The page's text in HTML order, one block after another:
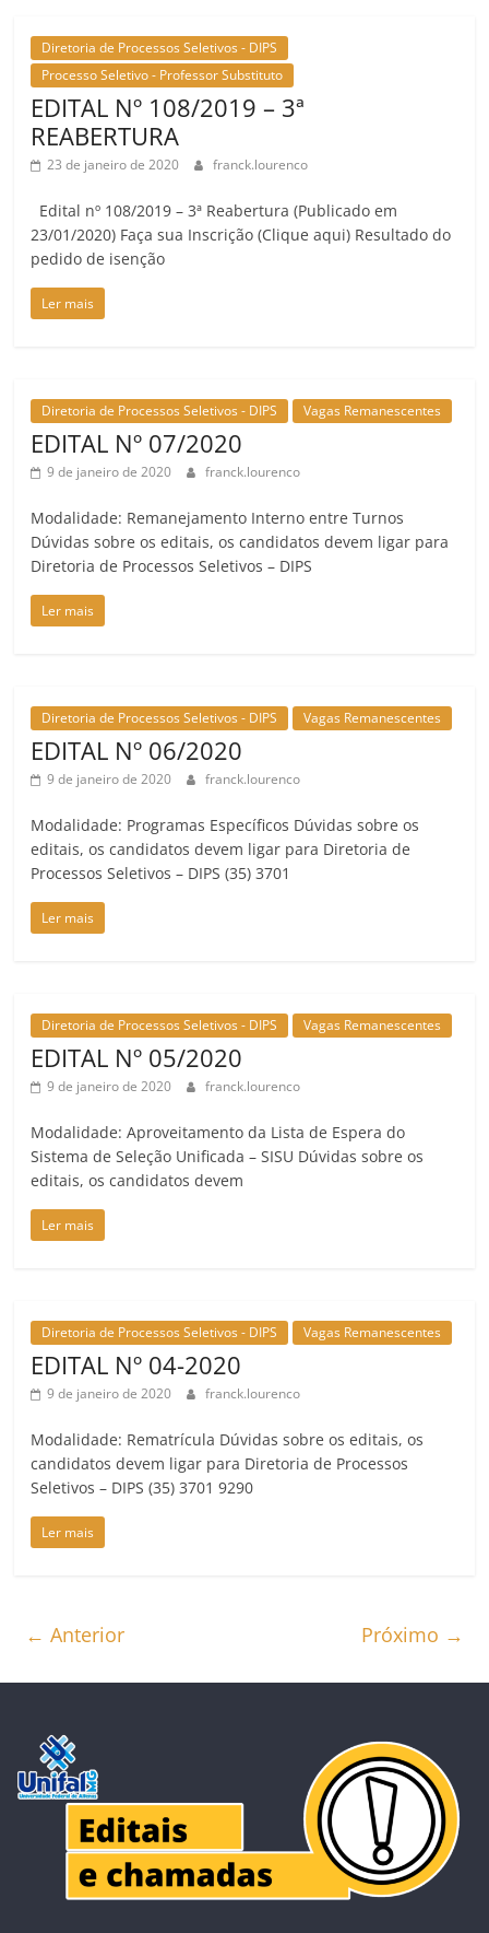
Diretoria de Processos Seletivos - DIPS
Processo Seletivo - Professor Substituto
EDITAL Nº 108/2019 – 3ª
REABERTURA
23 de janeiro de 2020 franck.lourenco
Edital nº 108/2019 – 3ª Reabertura (Publicado em
23/01/2020) Faça sua Inscrição (Clique aqui) Resultado do
pedido de isenção
Ler mais
Diretoria de Processos Seletivos - DIPS Vagas Remanescentes
EDITAL Nº 07/2020
9 de janeiro de 2020 franck.lourenco
Modalidade: Remanejamento Interno entre Turnos
Dúvidas sobre os editais, os candidatos devem ligar para
Diretoria de Processos Seletivos – DIPS
Ler mais
Diretoria de Processos Seletivos - DIPS Vagas Remanescentes
EDITAL Nº 06/2020
9 de janeiro de 2020 franck.lourenco
Modalidade: Programas Específicos Dúvidas sobre os
editais, os candidatos devem ligar para Diretoria de
Processos Seletivos – DIPS (35) 3701
Ler mais
Diretoria de Processos Seletivos - DIPS Vagas Remanescentes
EDITAL Nº 05/2020
9 de janeiro de 2020 franck.lourenco
Modalidade: Aproveitamento da Lista de Espera do
Sistema de Seleção Unificada – SISU Dúvidas sobre os
editais, os candidatos devem
Ler mais
Diretoria de Processos Seletivos - DIPS Vagas Remanescentes
EDITAL Nº 04-2020
9 de janeiro de 2020 franck.lourenco
Modalidade: Rematrícula Dúvidas sobre os editais, os
candidatos devem ligar para Diretoria de Processos
Seletivos – DIPS (35) 3701 9290
Ler mais
← Anterior Próximo →